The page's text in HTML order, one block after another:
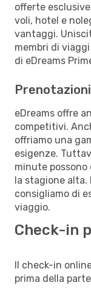
offerte
voli, hotel e
vantaggi.
membri di
di eDreams
eDreams offre
competitivi.
offriamo una
esigenze.
minute
la stagione
consigliamo di
viaggio.
Check-in
Il check-in
prima della